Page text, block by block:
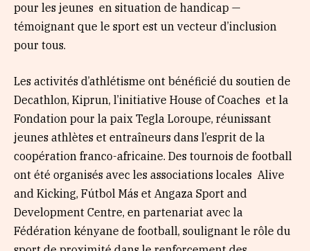
pour les jeunes en situation de handicap —
témoignant que le sport est un vecteur d’inclusion
pour tous.
Les activités d’athlétisme ont bénéficié du soutien de
Decathlon, Kiprun, l’initiative House of Coaches et la
Fondation pour la paix Tegla Loroupe, réunissant
jeunes athlètes et entraîneurs dans l’esprit de la
coopération franco-africaine. Des tournois de football
ont été organisés avec les associations locales Alive
and Kicking, Fútbol Más et Angaza Sport and
Development Centre, en partenariat avec la
Fédération kényane de football, soulignant le rôle du